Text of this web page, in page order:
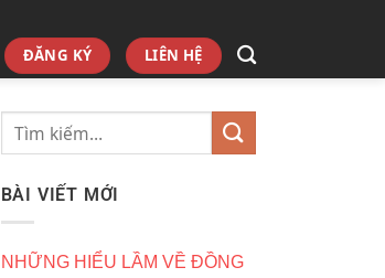
ĐĂNG KÝ LIÊN HỆ
BÀI VIẾT MỚI
NHỮNG HIỂU LẦM VỀ ĐỒNG